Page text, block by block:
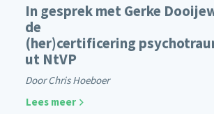
In gesprek met Gerke
de
(her)certificering
ut NtVP
Door Chris Hoeboer
Lees meer